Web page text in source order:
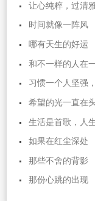
让心纯粹，过清
时间就像一阵风
哪有天生的好运
和不一样的人在
习惯一个人坚强
希望的光一直在
生活是首歌，人
如果在红尘深处
那些不舍的背影
那份心跳的出现